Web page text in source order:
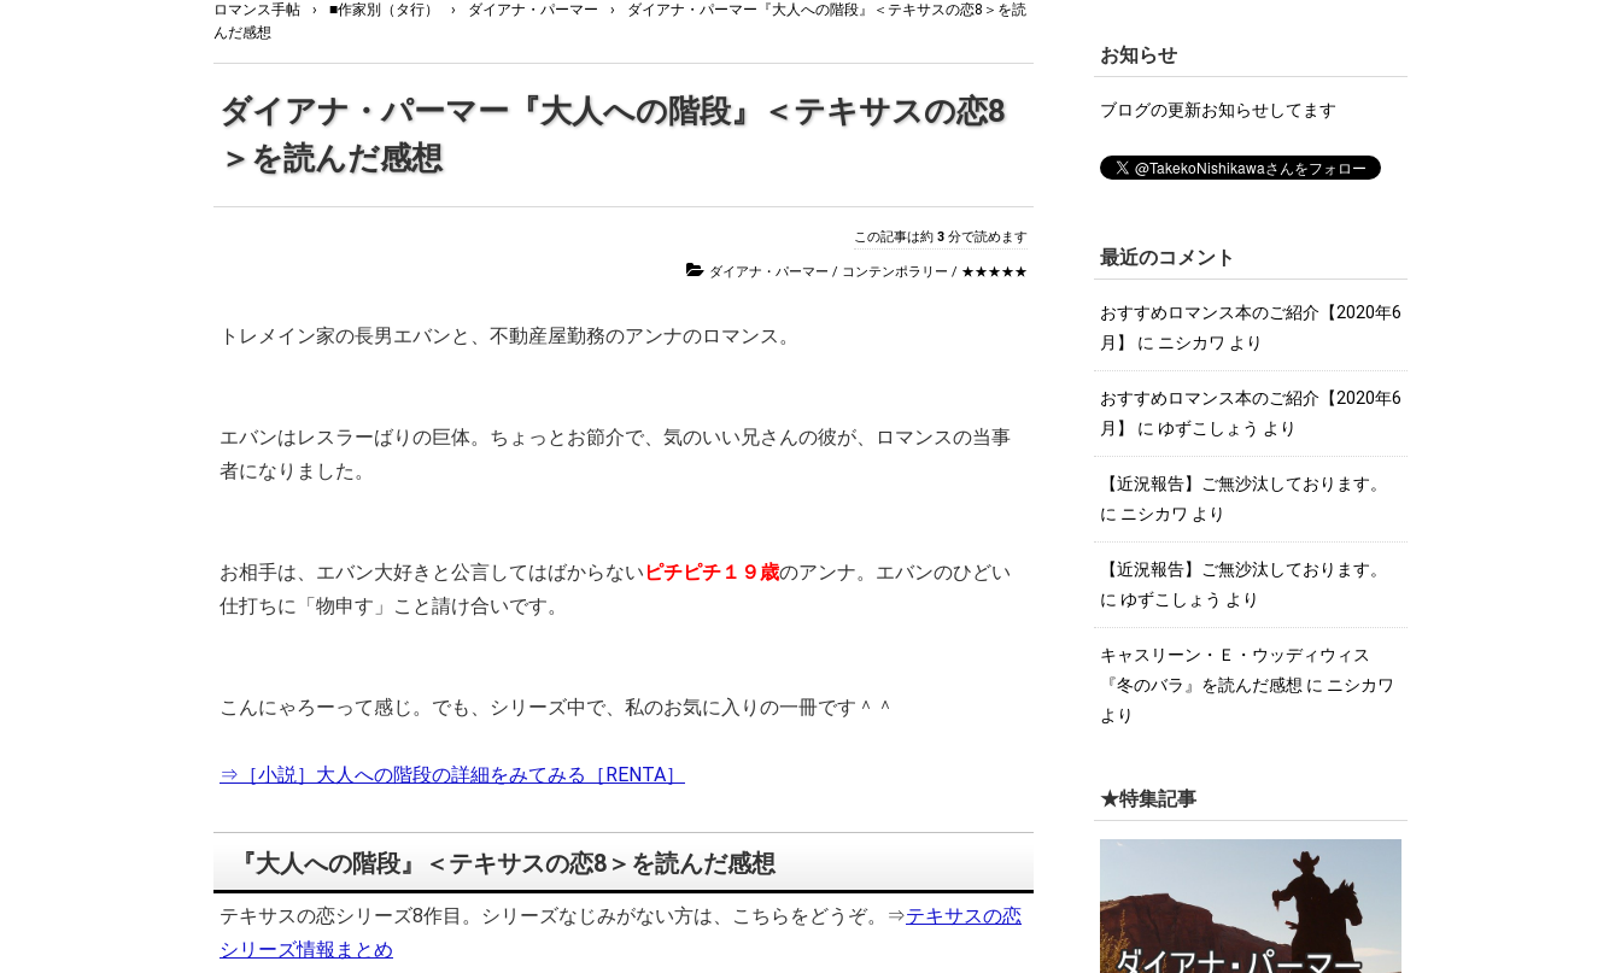
ロマンス手帖 › ■作家別（タ行） › ダイアナ・パーマー ›
ダイアナ・パーマー『大人への階段』＜テキサスの恋8＞を読
んだ感想
ダイアナ・パーマー『大人への階段』＜テキサスの恋8
＞を読んだ感想
この記事は約 3 分で読めます
ダイアナ・パーマー / コンテンポラリー / ★★★★★
トレメイン家の長男エバンと、不動産屋勤務のアンナのロマンス。
エバンはレスラーばりの巨体。ちょっとお節介で、気のいい兄さんの彼が、ロマンスの当事
者になりました。
お相手は、エバン大好きと公言してはばからない ピチピチ１９歳のアンナ。 エバンのひどい
仕打ちに「物申す」こと請け合いです。
こんにゃろーって感じ。でも、シリーズ中で、私のお気に入りの一冊です＾＾
⇒［小説］大人への階段の詳細をみてみる［RENTA］
『大人への階段』＜テキサスの恋8＞を読んだ感想
テキサスの恋シリーズ8作目。シリーズなじみがない方は、こちらをどうぞ。⇒テキサスの恋
シリーズ情報まとめ
お知らせ
ブログの更新お知らせしてます
最近のコメント
おすすめロマンス本のご紹介【2020年6
月】
に ニシカワ より
おすすめロマンス本のご紹介【2020年6
月】
に ゆずこしょう より
【近況報告】ご無沙汰しております。
に ニシカワ より
【近況報告】ご無沙汰しております。
に ゆずこしょう より
キャスリーン・Ｅ・ウッディウィス
『冬のバラ』を読んだ感想 に ニシカワ
より
★特集記事